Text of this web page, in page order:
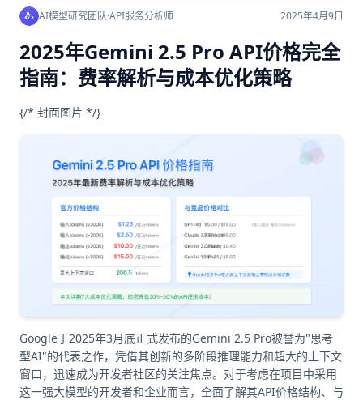
AI模型研究团队·API服务分析师 2025年4月9日
2025年Gemini 2.5 Pro API价格完全
指南：费率解析与成本优化策略
{/* 封面图片 */}
Google于2025年3月底正式发布的Gemini 2.5 Pro被誉为"思考
型AI"的代表之作，凭借其创新的多阶段推理能力和超大的上下文
窗口，迅速成为开发者社区的关注焦点。对于考虑在项目中采用
这一强大模型的开发者和企业而言，全面了解其API价格结构、与